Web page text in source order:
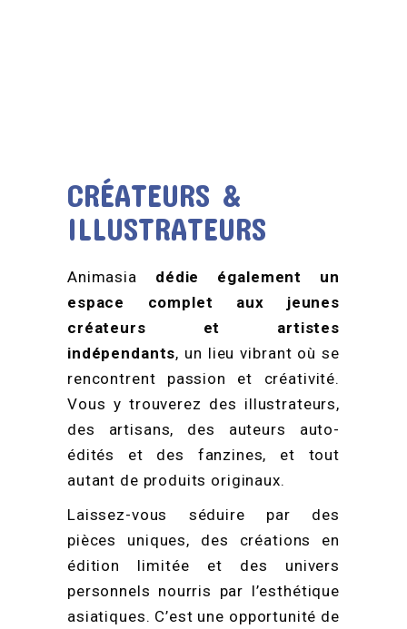
CRÉATEURS &
ILLUSTRATEURS
Animasia dédie également un
espace complet aux jeunes
créateurs et artistes
indépendants, un lieu vibrant où se
rencontrent passion et créativité.
Vous y trouverez des illustrateurs,
des artisans, des auteurs auto-
édités et des fanzines, et tout
autant de produits originaux.
Laissez-vous séduire par des
pièces uniques, des créations en
édition limitée et des univers
personnels nourris par l’esthétique
asiatiques. C’est une opportunité de